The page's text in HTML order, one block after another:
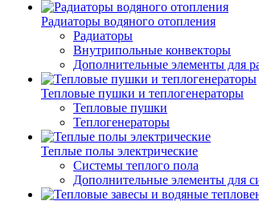
Радиаторы водяного отопления
Радиаторы
Внутрипольные конвекторы
Дополнительные элементы для
Тепловые пушки и теплогенераторы
Тепловые пушки
Теплогенераторы
Теплые полы электрические
Системы теплого пола
Дополнительные элементы для